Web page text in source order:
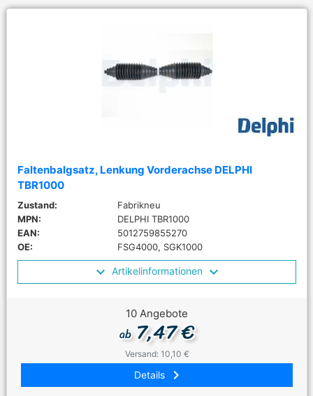
Faltenbalgsatz, Lenkung Vorderachse DELPHI
TBR1000
Zustand:
Fabrikneu
MPN:
DELPHI TBR1000
EAN:
5012759855270
OE:
FSG4000, SGK1000
Artikelinformationen
10 Angebote
ab7,47 €
Versand: 10,10 €
Details keyboard_arrow_right